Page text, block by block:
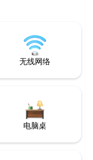
无线网络
电脑桌